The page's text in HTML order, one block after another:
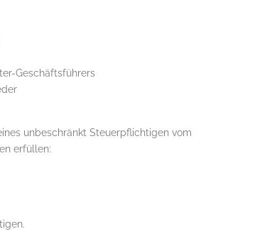
Geschäftsführers
unbeschränkt Steuerpflichtigen vom
erfüllen: